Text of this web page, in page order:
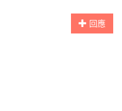
回應